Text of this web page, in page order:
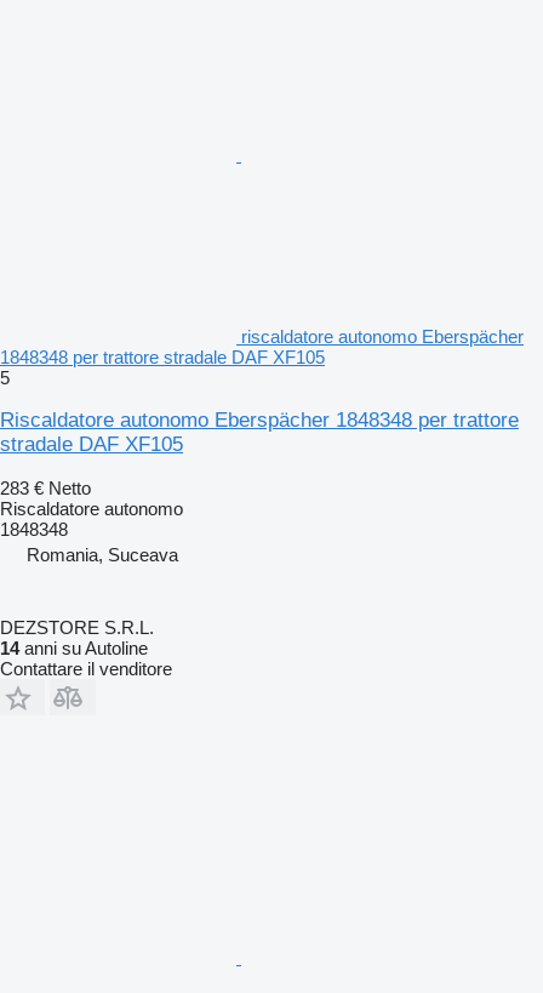
riscaldatore autonomo Eberspächer
1848348 per trattore stradale DAF XF105
5
Riscaldatore autonomo Eberspächer 1848348 per trattore
stradale DAF XF105
283 € Netto
Riscaldatore autonomo
1848348
Romania, Suceava
DEZSTORE S.R.L.
14anni su Autoline
Contattare il venditore